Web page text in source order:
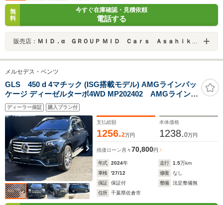
無
料
今すぐ在庫確認・見積依頼
電話する
販売店： ＭＩＤ．α ＧＲＯＵＰ ＭＩＤ Ｃａｒｓ Ａｓａｈｉｋａｗａ／（株）ＭＩＤ北海道
メルセデス・ベンツ
GLS 450 d 4マチック (ISG搭載モデル) AMGラインパッ
ケージ ディーゼルターボ4WD MP202402 AMGライン・
22インチAMGアルミホイール・エアサスペンション・3
列目シート・ブルメスターサラウンドシステム・シート
ヒーター全席・ワイヤレスチャージ・ステアリングヒー
ター・パノラミックスライディングルーフ
ディーラー保証 購入プラン付
支払総額
1256.2万円
本体価格
1238.0万円
残価ローン 月々70,800円
年式 2024年 走行 1.5万km
車検
'27/12 修復
なし
保証
保証付 整備
法定整備無
住所
千葉県佐倉市